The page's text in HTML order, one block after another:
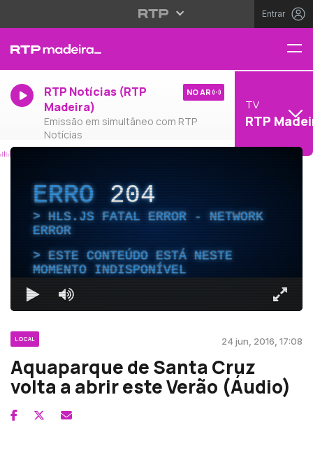
Entrar
RTP Notícias (RTP
Madeira)
Emissão em simultâneo com RTP
Notícias
NO AR
TV
RTP
ERRO204
HLS.JS FATAL ERROR - NETWORK
ERROR
ESTE CONTEÚDO ESTÁ NESTE
MOMENTO INDISPONÍVEL
LOCAL 24 jun, 2016, 17:08
Aquaparque de Santa Cruz
volta a abrir este Verão (Áudio)